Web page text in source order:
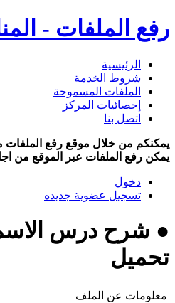
رفع الملفات -
الرئيسية
شروط الخدمة
الملفات المسموحة
إحصائيات المركز
اتصل بنا
يمكنكم من خلال موقع رفع الملفات
يمكن رفع الملفات عبر الموقع من
دخول
تسجيل عضوية جديده
● شرح درس
تحميل
معلومات عن الملف